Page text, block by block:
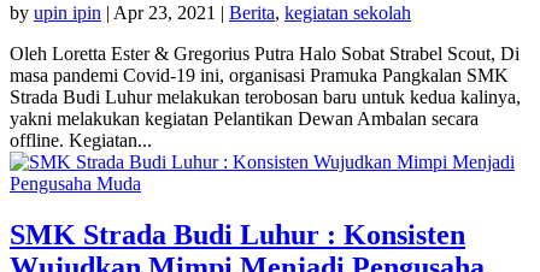
by upin ipin | Apr 23, 2021 | Berita, kegiatan sekolah
Oleh Loretta Ester & Gregorius Putra Halo Sobat Strabel Scout, Di
masa pandemi Covid-19 ini, organisasi Pramuka Pangkalan SMK
Strada Budi Luhur melakukan terobosan baru untuk kedua kalinya,
yakni melakukan kegiatan Pelantikan Dewan Ambalan secara
offline. Kegiatan...
SMK Strada Budi Luhur : Konsisten